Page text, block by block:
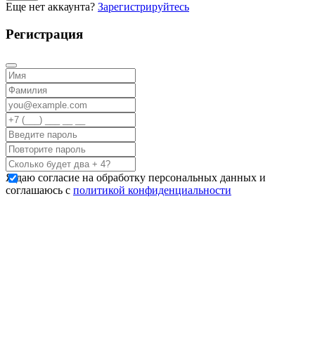
Еще нет аккаунта? Зарегистрируйтесь
Регистрация
Я даю согласие на обработку персональных данных и
соглашаюсь с политикой конфиденциальности